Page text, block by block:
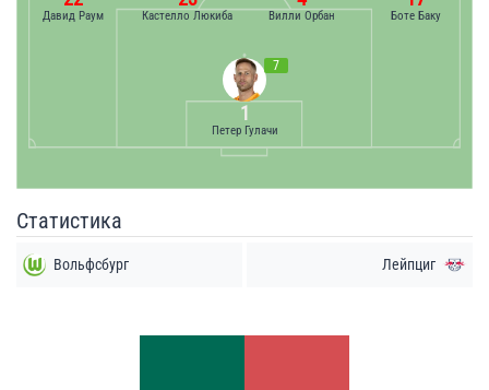
7
1
Петер Гулачи
Давид Раум Кастелло Люкиба Вилли Орбан Боте Баку
Статистика
Вольфсбург Лейпциг